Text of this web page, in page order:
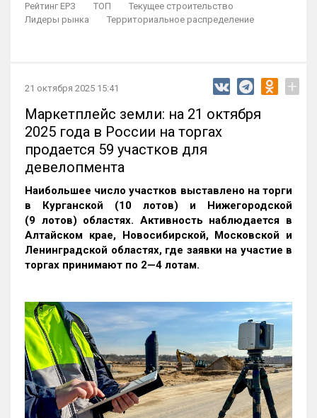
Рейтинг ЕРЗ ТОП
Текущее строительство
Лидеры рынка
Территориальное распределение
21 октября 2025 15:41 +
Маркетплейс земли: на 21 октября
2025 года в России на торгах
продается 59 участков для
девелопмента
Наибольшее число участков выставлено на торги
в Курганской (10 лотов) и Нижегородской
(9 лотов) областях. Активность наблюдается в
Алтайском крае, Новосибирской, Московской и
Ленинградской областях, где заявки на участие в
торгах принимают по 2—4 лотам.